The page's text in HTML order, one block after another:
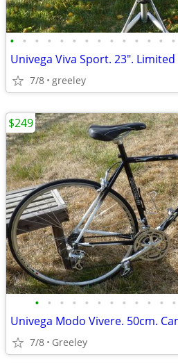
• • • • • • • • • • • • • •
Univega Viva Sport. 23".
7/8 greeley
• • • • • • • • • • • •
Univega Modo Vivere. 50cm.
7/8 Greeley
$249